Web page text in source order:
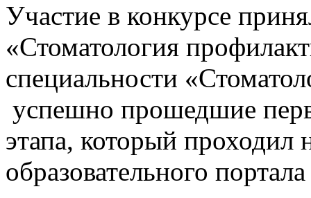
Участие в конкурсе
«Стоматология
специальности
успешно прошедшие
этапа, который проходил
образовательного